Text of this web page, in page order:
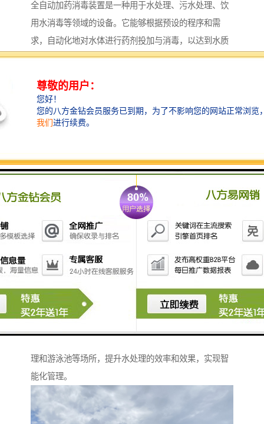
全自动加药消毒装置是一种用于水处理、污水处理、饮
用水消毒等领域的设备。它能够根据预设的程序和需
求，自动化地对水体进行药剂投加与消毒，以达到水质
净化的目的。以下是一些主要功能和特点：
据，自动调节药剂的投加量，以保证水质符合标准。
2. **实时监测**：配备水质传感器，实时监测水中指
标，如 pH 值、浑浊度、余氯等，并能够根据监测数据
3. **远程控制**：许多全自动加药消毒装置可以通过互
整参数。
4. **安全性高**：设备通常配备多重安全防护措施，如
药剂泄漏报警、超压保护等，以确保运行过程中的安
全。
5. **节能环保**：通过优化的投加方案，减少药剂的使
用量，降低运营成本，同时对环境影响较小。
6. **易于维护**：设备设计通常考虑到维护的便利性，
理和游泳池等场所，提升水处理的效率和效果，实现智
能化管理。